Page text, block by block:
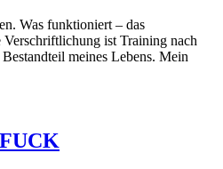
Was funktioniert – das
ist Training nach
meines Lebens. Mein